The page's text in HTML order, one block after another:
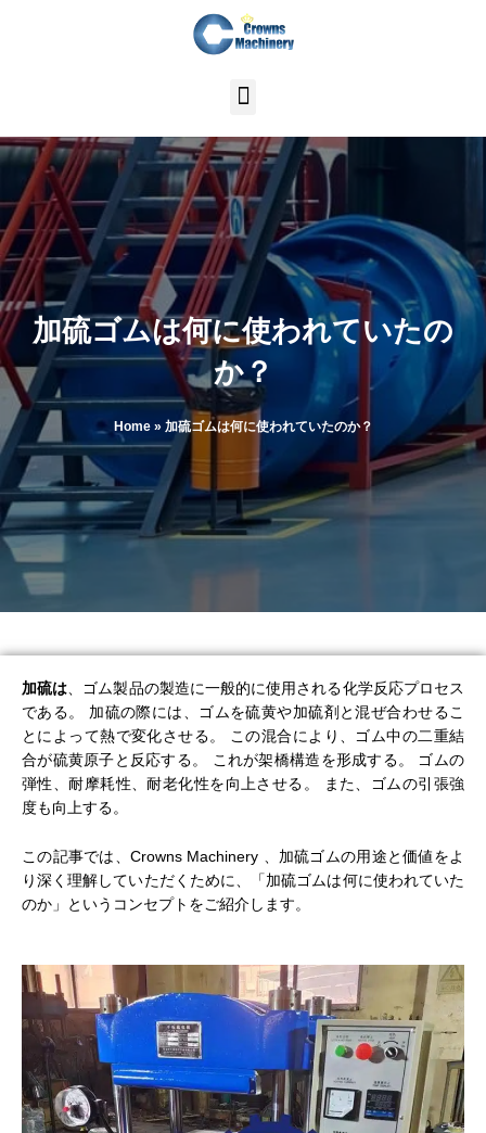
プ
加硫ゴムは何に使われていたの
か？
Home» 加硫ゴムは何に使われていたのか？
加硫は 、ゴム製品の製造に一般的に使用される化学反応プロセス
である。 加硫の際には、ゴムを硫黄や加硫剤と混ぜ合わせるこ
とによって熱で変化させる。 この混合により、ゴム中の二重結
合が硫黄原子と反応する。 これが架橋構造を形成する。 ゴムの
弾性、耐摩耗性、耐老化性を向上させる。 また、ゴムの引張強
度も向上する。
この記事では、Crowns Machinery 、加硫ゴムの用途と価値をよ
り深く理解していただくために、「加硫ゴムは何に使われていた
のか」というコンセプトをご紹介します。